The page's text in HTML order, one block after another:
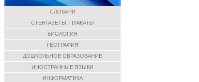
СЛОВАРИ
СТЕНГАЗЕТЫ, ПЛАКАТЫ
БИОЛОГИЯ
ГЕОГРАФИЯ
ДОШКОЛЬНОЕ ОБРАЗОВАНИЕ
ИНОСТРАННЫЕ ЯЗЫКИ
ИНФОРМАТИКА